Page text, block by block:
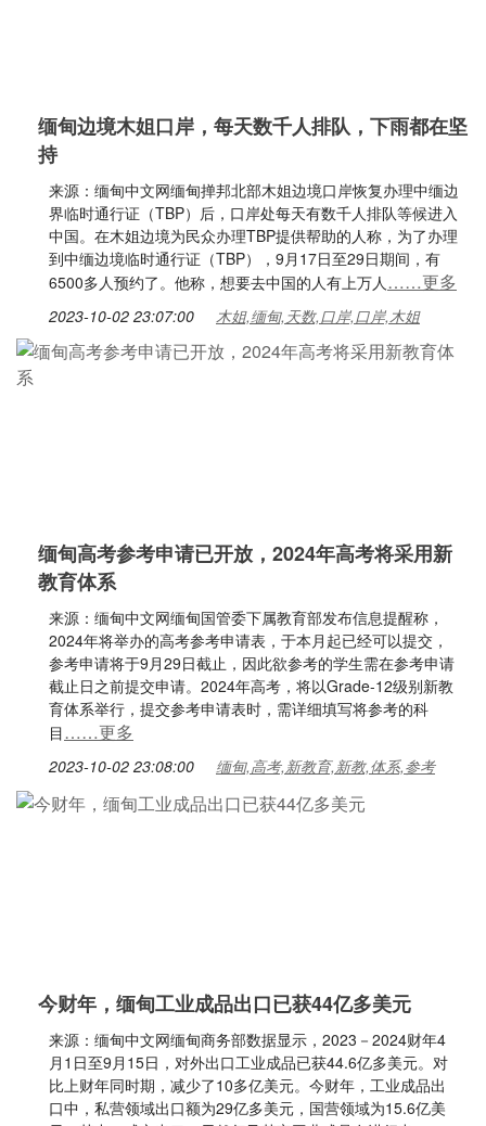
缅甸边境木姐口岸，每天数千人排队，下雨都在坚
持
来源：缅甸中文网缅甸掸邦北部木姐边境口岸恢复办理中缅边
界临时通行证（TBP）后，口岸处每天有数千人排队等候进入
中国。在木姐边境为民众办理TBP提供帮助的人称，为了办理
到中缅边境临时通行证（TBP），9月17日至29日期间，有
6500多人预约了。他称，想要去中国的人有上万人……更多
2023-10-02 23:07:00 木姐,缅甸,天数,口岸,口岸,木姐
缅甸高考参考申请已开放，2024年高考将采用新
教育体系
来源：缅甸中文网缅甸国管委下属教育部发布信息提醒称，
2024年将举办的高考参考申请表，于本月起已经可以提交，
参考申请将于9月29日截止，因此欲参考的学生需在参考申请
截止日之前提交申请。2024年高考，将以Grade-12级别新教
育体系举行，提交参考申请表时，需详细填写将参考的科
目……更多
2023-10-02 23:08:00 缅甸,高考,新教育,新教,体系,参考
今财年，缅甸工业成品出口已获44亿多美元
来源：缅甸中文网缅甸商务部数据显示，2023－2024财年4
月1日至9月15日，对外出口工业成品已获44.6亿多美元。对
比上财年同时期，减少了10多亿美元。今财年，工业成品出
口中，私营领域出口额为29亿多美元，国营领域为15.6亿美